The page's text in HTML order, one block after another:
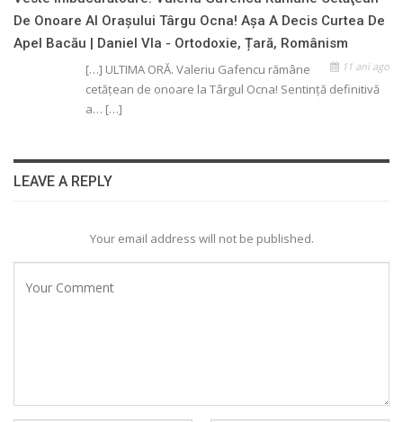
De Onoare Al Oraşului Târgu Ocna! Aşa A Decis Curtea De
Apel Bacău | Daniel Vla - Ortodoxie, Țară, Românism
11 ani ago
[…] ULTIMA ORĂ. Valeriu Gafencu rămâne
cetăţean de onoare la Târgul Ocna! Sentinţă definitivă
a… […]
LEAVE A REPLY
Your email address will not be published.